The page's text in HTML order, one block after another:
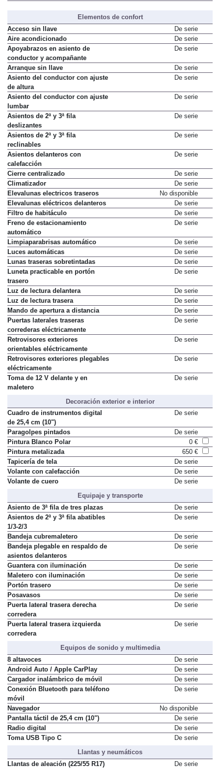
Elementos de confort
Acceso sin llave
De serie
Aire acondicionado
De serie
Apoyabrazos en asiento de
conductor y acompañante
De serie
Arranque sin llave
De serie
Asiento del conductor con ajuste
de altura
De serie
Asiento del conductor con ajuste
lumbar
De serie
Asientos de 2ª y 3ª fila
deslizantes
De serie
Asientos de 2ª y 3ª fila
reclinables
De serie
Asientos delanteros con
calefacción
De serie
Cierre centralizado
De serie
Climatizador
De serie
Elevalunas electricos traseros
No disponible
Elevalunas eléctricos delanteros
De serie
Filtro de habitáculo
De serie
Freno de estacionamiento
automático
De serie
Limpiaparabrisas automático
De serie
Luces automáticas
De serie
Lunas traseras sobretintadas
De serie
Luneta practicable en portón
trasero
De serie
Luz de lectura delantera
De serie
Luz de lectura trasera
De serie
Mando de apertura a distancia
De serie
Puertas laterales traseras
correderas eléctricamente
De serie
Retrovisores exteriores
orientables eléctricamente
De serie
Retrovisores exteriores plegables
eléctricamente
De serie
Toma de 12 V delante y en
maletero
De serie
Decoración exterior e interior
Cuadro de instrumentos digital
de 25,4 cm (10")
De serie
Paragolpes pintados
De serie
Pintura Blanco Polar
0 €
Pintura metalizada
650 €
Tapicería de tela
De serie
Volante con calefacción
De serie
Volante de cuero
De serie
Equipaje y transporte
Asiento de 3ª fila de tres plazas
De serie
Asientos de 2ª y 3ª fila abatibles
1/3-2/3
De serie
Bandeja cubremaletero
De serie
Bandeja plegable en respaldo de
asientos delanteros
De serie
Guantera con iluminación
De serie
Maletero con iluminación
De serie
Portón trasero
De serie
Posavasos
De serie
Puerta lateral trasera derecha
corredera
De serie
Puerta lateral trasera izquierda
corredera
De serie
Equipos de sonido y multimedia
8 altavoces
De serie
Android Auto / Apple CarPlay
De serie
Cargador inalámbrico de móvil
De serie
Conexión Bluetooth para teléfono
móvil
De serie
Navegador
No disponible
Pantalla táctil de 25,4 cm (10")
De serie
Radio digital
De serie
Toma USB Tipo C
De serie
Llantas y neumáticos
Llantas de aleación (225/55 R17)
De serie